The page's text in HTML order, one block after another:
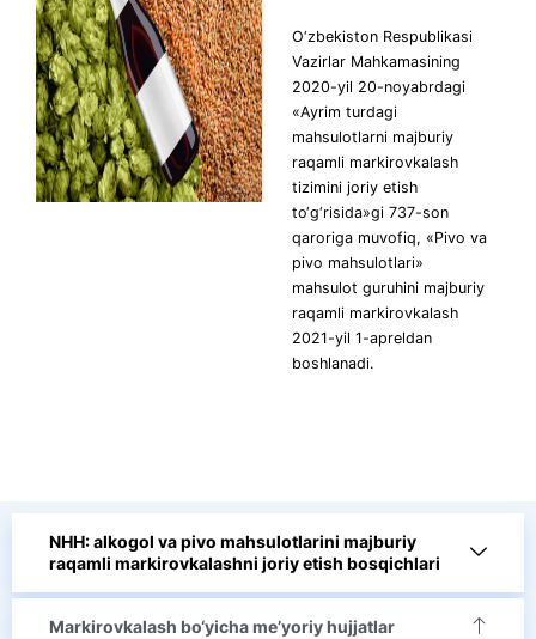
O‘zbekiston Respublikasi
Vazirlar Mahkamasining
2020-yil 20-noyabrdagi
«Ayrim turdagi
mahsulotlarni majburiy
raqamli markirovkalash
tizimini joriy etish
to‘g‘risida»gi 737-son
qaroriga muvofiq, «Pivo va
pivo mahsulotlari»
mahsulot guruhini majburiy
raqamli markirovkalash
2021-yil 1-apreldan
boshlanadi.
NHH: alkogol va pivo mahsulotlarini majburiy
raqamli markirovkalashni joriy etish bosqichlari
Markirovkalash bo‘yicha me’yoriy hujjatlar